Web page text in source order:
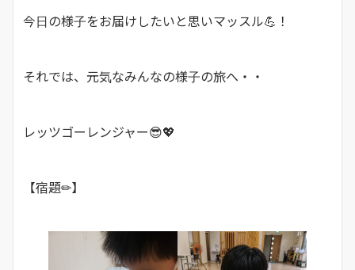
今日の様子をお届けしたいと思いマッスル💪！
それでは、元気なみんなの様子の旅へ・・
レッツゴーレンジャー😎💖
【宿題✏】